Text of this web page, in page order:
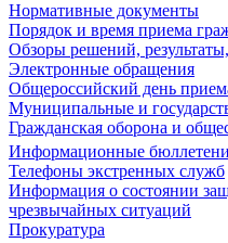
Нормативные документы
Порядок и время приема
Обзоры решений,
Электронные обращения
Общероссийский день
Муниципальные и
Гражданская оборона и
Информационные бюллетени
Телефоны экстренных служб
Информация о состоянии
чрезвычайных ситуаций
Прокуратура